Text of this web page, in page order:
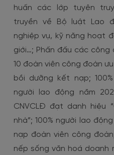
huấn các lớp tuyên
truyền về Bộ luật Lao
nghiệp vụ, kỹ năng hoạt
giới…; Phấn đấu các
10 đoàn viên công đoàn
bồi dưỡng kết nạp;
người lao động năm
CNVCLĐ đạt danh hiệu
nhà”; 100% người lao
nạp đoàn viên công
nếp sống văn hoá doanh